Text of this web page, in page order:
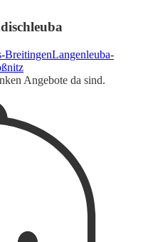
BreitingenLangenleuba-
Angebote da sind.